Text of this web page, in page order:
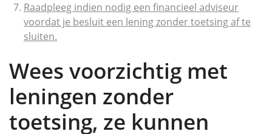
Raadpleeg indien nodig een financieel adviseur
voordat je besluit een lening zonder toetsing af te
sluiten.
Wees voorzichtig met
leningen zonder
toetsing, ze kunnen